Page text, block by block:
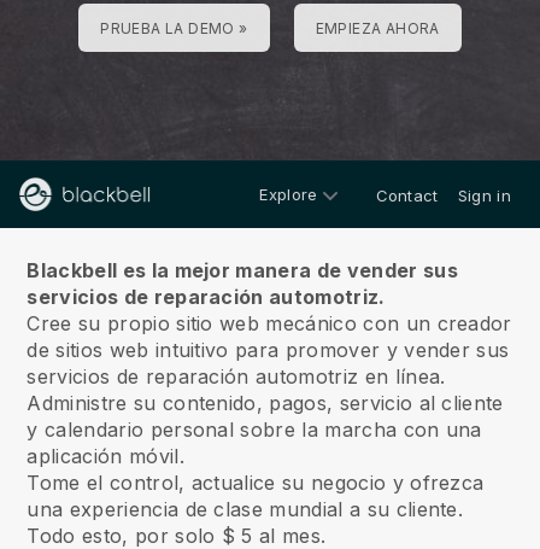
PRUEBA LA DEMO » EMPIEZA AHORA
Explore Contact Sign in
Blackbell es la mejor manera de vender sus
servicios de reparación automotriz.
Cree su propio sitio web mecánico con un creador
de sitios web intuitivo para promover y vender sus
servicios de reparación automotriz en línea.
Administre su contenido, pagos, servicio al cliente
y calendario personal sobre la marcha con una
aplicación móvil.
Tome el control, actualice su negocio y ofrezca
una experiencia de clase mundial a su cliente.
Todo esto, por solo $ 5 al mes.